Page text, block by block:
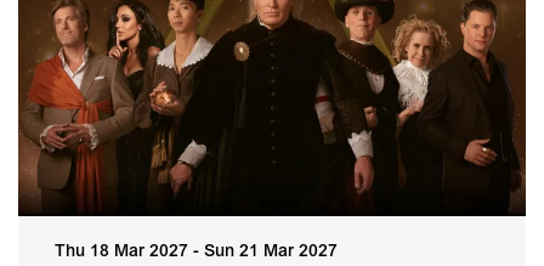
Thu 18 Mar 2027 - Sun 21 Mar 2027